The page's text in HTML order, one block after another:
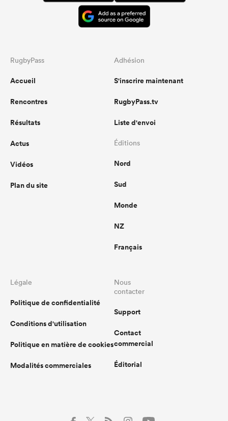
RugbyPass
Accueil
Rencontres
Résultats
Actus
Vidéos
Plan du site
Adhésion
S'inscrire maintenant
RugbyPass.tv
Liste d'envoi
Éditions
Nord
Sud
Monde
NZ
Français
Légale
Politique de confidentialité
Conditions d'utilisation
Politique en matière de cookies
Modalités commerciales
Nous
contacter
Support
Contact
commercial
Éditorial